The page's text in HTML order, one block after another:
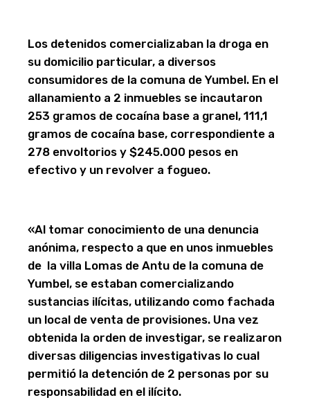
Los detenidos comercializaban la droga en
su domicilio particular, a diversos
consumidores de la comuna de Yumbel. En el
allanamiento a 2 inmuebles se incautaron
253 gramos de cocaína base a granel, 111,1
gramos de cocaína base, correspondiente a
278 envoltorios y $245.000 pesos en
efectivo y un revolver a fogueo.
«Al tomar conocimiento de una denuncia
anónima, respecto a que en unos inmuebles
de la villa Lomas de Antu de la comuna de
Yumbel, se estaban comercializando
sustancias ilícitas, utilizando como fachada
un local de venta de provisiones. Una vez
obtenida la orden de investigar, se realizaron
diversas diligencias investigativas lo cual
permitió la detención de 2 personas por su
responsabilidad en el ilícito.